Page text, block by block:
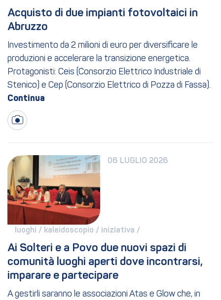
Acquisto di due impianti fotovoltaici in
Abruzzo
Investimento da 2 milioni di euro per diversificare le
produzioni e accelerare la transizione energetica.
Protagonisti: Ceis (Consorzio Elettrico Industriale di
Stenico) e Cep (Consorzio Elettrico di Pozza di Fassa).
06 LUGLIO 2026
luoghi / kaleidoscopio / iniziativa /
Ai Solteri e a Povo due nuovi spazi di
comunità luoghi aperti dove incontrarsi,
imparare e partecipare
A gestirli saranno le associazioni Atas e Glow che, in